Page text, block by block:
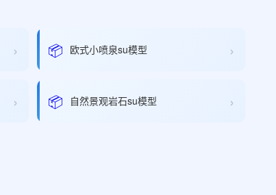
› 📦 欧式小喷泉su模型 ›
› 📦 自然景观岩石su模型 ›